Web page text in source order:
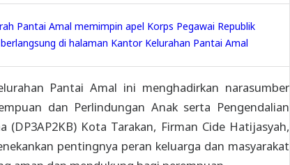
Pantai Amal memimpin apel Korps Pegawai Republik
di halaman Kantor Kelurahan Pantai Amal
Pantai Amal ini menghadirkan narasumber
dan Perlindungan Anak serta Pengendalian
(DP3AP2KB) Kota Tarakan, Firman Cide Hatijasyah,
pentingnya peran keluarga dan masyarakat